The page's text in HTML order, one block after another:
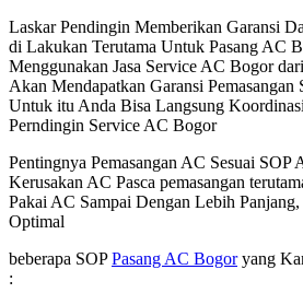
Laskar Pendingin Memberikan Garansi
di Lakukan Terutama Untuk Pasang AC
Menggunakan Jasa Service AC Bogor
Akan Mendapatkan Garansi Pemasangan
Untuk itu Anda Bisa Langsung
Perndingin Service AC Bogor
Pentingnya Pemasangan AC Sesuai SOP
Kerusakan AC Pasca pemasangan
Pakai AC Sampai Dengan Lebih
Optimal
beberapa SOPPasang AC Bogoryang
: